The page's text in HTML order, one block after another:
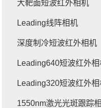
大靶面短波红外相机
Leading线阵相机
深度制冷短波红外相机
Leading640短波红外相
Leading320短波红外相
1550nm激光光斑跟踪